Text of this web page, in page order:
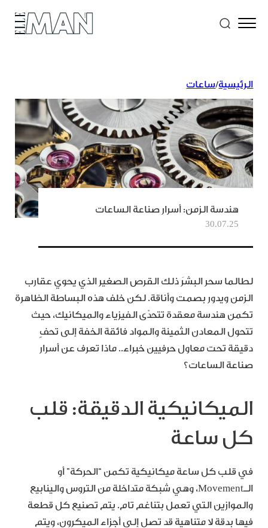
الرئيسية/ساعات
هندسة الزمن: أسرار صناعة الساعات
30.07.25
لطالما سحر البشرَ ذلك القرص الصغير الذي يحوي عقارب
الزمن ويدور بصمت وأناقة. لكن خلف هذه البساطة الظاهرة
تكمن هندسة معقدة تتحدّى الفيزياء والميكانيك، حيث
تتحول المعادن الثمينة والمواد فائقة الخفة إلى تحفٍ
دقيقة تحت معاول حرفيين خبراء.. ماذا تعرف عن أسرار
صناعة الساعات؟
الميكانيكية الدقيقة: قلب
كل ساعة
في قلب كل ساعة ميكانيكية تكمن “الحركة” أو
الـMovement، وهي شبكة متداخلة من التروس والينابيع
والموازين التي تعمل بتناغم تام. يتم تصنيع كل قطعة
فيها بدقة لا متناهية قد تصل إلى أجزاء الميكرون، ويتم